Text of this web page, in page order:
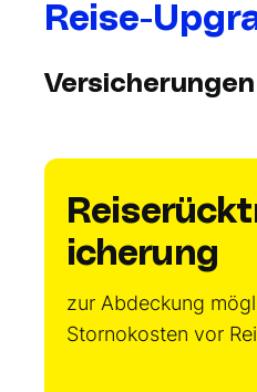
Reise-
Versicherungen
icherung
zur Abdeckung
Stornokosten vor